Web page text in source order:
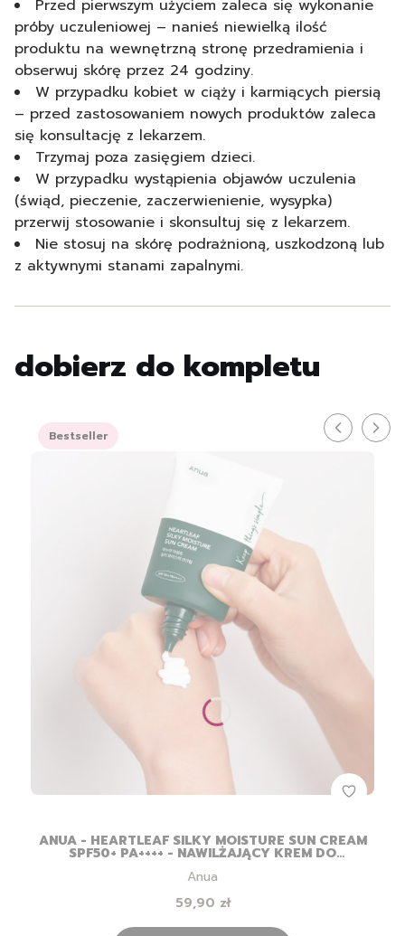
Przed pierwszym użyciem zaleca się wykonanie
próby uczuleniowej – nanieś niewielką ilość
produktu na wewnętrzną stronę przedramienia i
obserwuj skórę przez 24 godziny.
W przypadku kobiet w ciąży i karmiących piersią
– przed zastosowaniem nowych produktów zaleca
się konsultację z lekarzem.
Trzymaj poza zasięgiem dzieci.
W przypadku wystąpienia objawów uczulenia
(świąd, pieczenie, zaczerwienienie, wysypka)
przerwij stosowanie i skonsultuj się z lekarzem.
Nie stosuj na skórę podrażnioną, uszkodzoną lub
z aktywnymi stanami zapalnymi.
dobierz do kompletu
Bestseller
ANUA - HEARTLEAF SILKY MOISTURE SUN CREAM
SPF50+ PA++++ - NAWILŻAJĄCY KREM DO
TWARZY Z FILTREM - 50ML
Producent
Anua
Cena
59,90 zł